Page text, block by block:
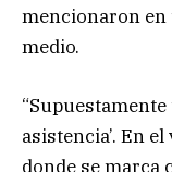
mencionaron en
medio.
asistencia’. En
donde se marca